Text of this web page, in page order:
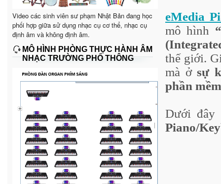
Video các sinh viên sư phạm Nhật Bản đang học
phối hợp giữa sử dụng nhạc cụ cơ thể, nhạc cụ
định âm và không định âm.
MÔ HÌNH PHÒNG THỰC HÀNH ÂM
NHẠC TRƯỜNG PHỔ THÔNG
eMedia
mô hình
thế giới.
mà ởsự
phần
Dưới
Piano/